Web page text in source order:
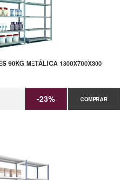
90KG METÁLICA 1800X700X300
-23% COMPRAR